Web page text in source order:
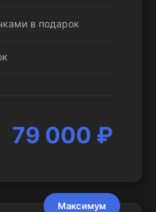
в подарок
79 000 ₽
Максимум